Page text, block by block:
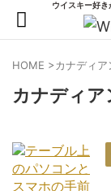
ウイスキー好
HOME >カナディア
カナディア